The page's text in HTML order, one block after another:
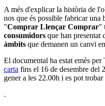
A més d'explicar la història de
nos que és possible fabricar una
"Comprar Llençar Comprar"
consumidors que han presentat
àmbits que demanen un canvi
El documental ha estat emès
carta fins el 16 de desembre del
gener a les 22.00h i es pot trobar
.